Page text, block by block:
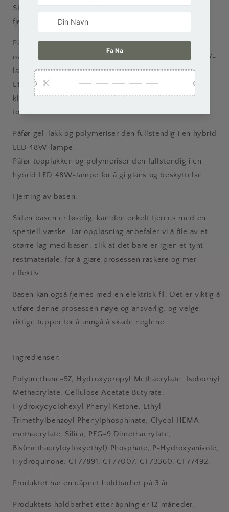
Start med å påføre DEHYDRATOR på negleplaten for å
fjerne fuktighetsrester og sikre bedre feste for basen.
Påfør et tynt lag med base, og fordel produktet jevnt
over negleoverflaten. Polymeriser i en hybrid LED 48W-
lampe.
Etter påføring og polymerisering av basen, fjern
klebelaget (dispersjonslaget) med CLEANSER for å
forberede overflaten for videre arbeid.
Påfør gel-lakk og polymeriser den fullstendig i en hybrid
LED 48W-lampe.
Påfør topplakken og polymeriser den fullstendig i en
hybrid LED 48W-lampe for å gi glans og beskyttelse.
Fjerning av basen:
Siden basen er løselig, kan den enkelt fjernes med en
spesiell væske. Før oppløsning anbefaler vi å file av et
større lag med basen, slik at det bare er igjen et tynt
restmateriale, for å gjøre prosessen raskere og mer
effektiv.
Basen kan også fjernes med en elektrisk fil. Det er viktig å
utføre denne prosessen nøye og ansvarlig, og velge
riktige tupper for å unngå å skade neglene.
Ingredienser:
Polyurethane-57, Hydroxypropyl Methacrylate, Isobornyl
Methacrylate, Cellulose Acetate Butyrate,
Hydroxycyclohexyl Phenyl Ketone, Ethyl
Trimethylbenzoyl Phenylphosphinate, Glycol HEMA-
methacrylate, Silica, PEG-9 Dimethacrylate,
Bis(methacryloyloxyethyl) Phosphate, P-Hydroxyanisole,
Hydroquinone, CI 77891, CI 77007, CI 73360, CI 77492.
Produktet har en uåpnet holdbarhet på 3 år.
Produktets holdbarhet etter åpning er 12 måneder.